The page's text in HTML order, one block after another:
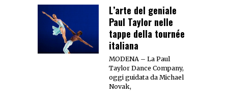
L’arte del geniale
Paul Taylor nelle
tappe della tournée
italiana
MODENA – La Paul
Taylor Dance Company,
oggi guidata da Michael
Novak,